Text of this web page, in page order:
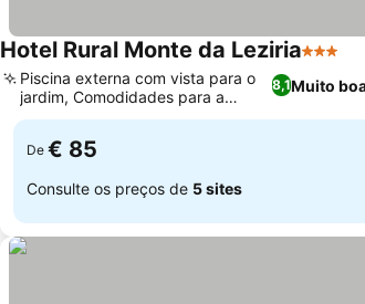
Hotel Rural Monte da Leziria3
8,1Muito
Piscina externa com vista para o
jardim, Comodidades para a
família
De € 85
Consulte os preços de 5 sites